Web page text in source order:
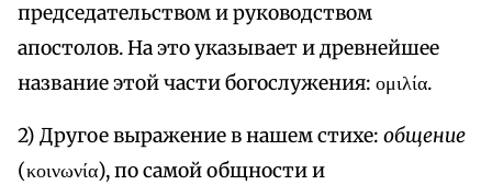
председательством и руководством
апостолов. На это указывает и древнейшее
название этой части богослужения: ομιλία.
2) Другое выражение в нашем стихе: общение
(κοινωνία), по самой общности и